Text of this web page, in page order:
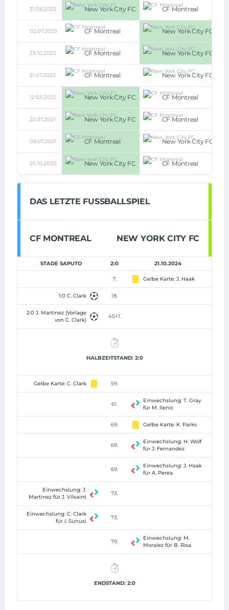
31.08.2023 New York City FC CF Montreal
02.07.2023 CF Montreal New York City FC
23.10.2022 CF Montreal New York City FC
31.07.2022 CF Montreal New York City FC
12.03.2022 New York City FC CF Montreal
22.07.2021 New York City FC CF Montreal
08.07.2021 CF Montreal New York City FC
25.10.2020 New York City FC CF Montreal
DAS LETZTE FUSSBALLSPIEL
CF MONTREAL NEW YORK CITY FC
STADE SAPUTO 2:0 21.10.2024
7. Gelbe Karte: J. Haak
1:0 C. Clark 18.
2:0 J. Martinez (Vorlage
von C. Clark)
45+1.
HALBZEITSTAND: 2:0
Gelbe Karte: C. Clark 59.
61.
Einwechslung: T. Gray
für M. Ilenic
69. Gelbe Karte: K. Parks
69.
Einwechslung: H. Wolf
für J. Fernandez
69.
Einwechslung: J. Haak
für A. Perea
Einwechslung: J.
Martinez für J. Vilsaint
73.
Einwechslung: C. Clark
für I. Sunusi
73.
79.
Einwechslung: M.
Moralez für B. Risa
ENDSTAND: 2:0